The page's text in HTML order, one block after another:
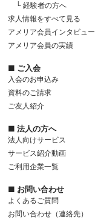
└ 経験者の方へ
求人情報をすべて見る
アメリア会員インタビュー
アメリア会員の実績
■ ご入会
入会のお申込み
資料のご請求
ご友人紹介
■ 法人の方へ
法人向けサービス
サービス紹介動画
ご利用企業一覧
■ お問い合わせ
よくあるご質問
お問い合わせ（連絡先）